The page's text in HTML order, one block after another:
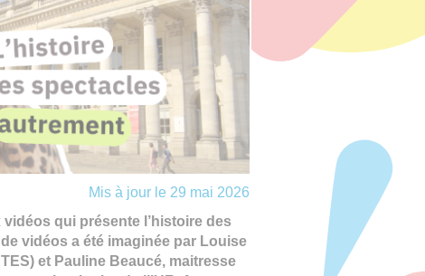
Mis à jour le 29 mai 2026
qui présente l’histoire des
vidéos a été imaginée par Louise
et Pauline Beaucé, maitresse